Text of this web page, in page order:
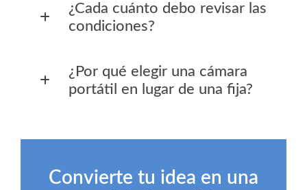
¿Cada cuánto debo revisar las
condiciones?
¿Por qué elegir una cámara
portátil en lugar de una fija?
Convierte tu idea en una